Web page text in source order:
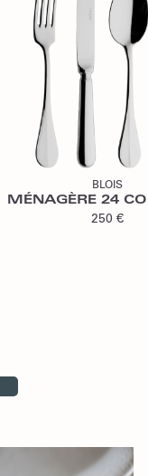
BLOIS
MÉNAGÈRE 24
250 €